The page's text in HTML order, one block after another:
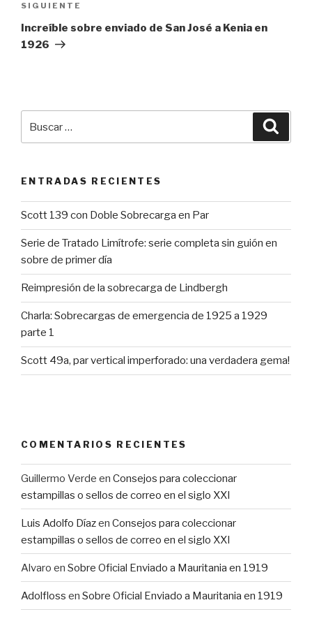
Siguiente
entrada
SIGUIENTE
Increíble sobre enviado de San José a Kenia en
1926
por:
ENTRADAS RECIENTES
Scott 139 con Doble Sobrecarga en Par
Serie de Tratado Limítrofe: serie completa sin guión en
sobre de primer día
Reimpresión de la sobrecarga de Lindbergh
Charla: Sobrecargas de emergencia de 1925 a 1929
parte 1
Scott 49a, par vertical imperforado: una verdadera gema!
COMENTARIOS RECIENTES
Guillermo Verde en Consejos para coleccionar
estampillas o sellos de correo en el siglo XXI
Luis Adolfo Díazen Consejos para coleccionar
estampillas o sellos de correo en el siglo XXI
Alvaro en Sobre Oficial Enviado a Mauritania en 1919
Adolfloss en Sobre Oficial Enviado a Mauritania en 1919